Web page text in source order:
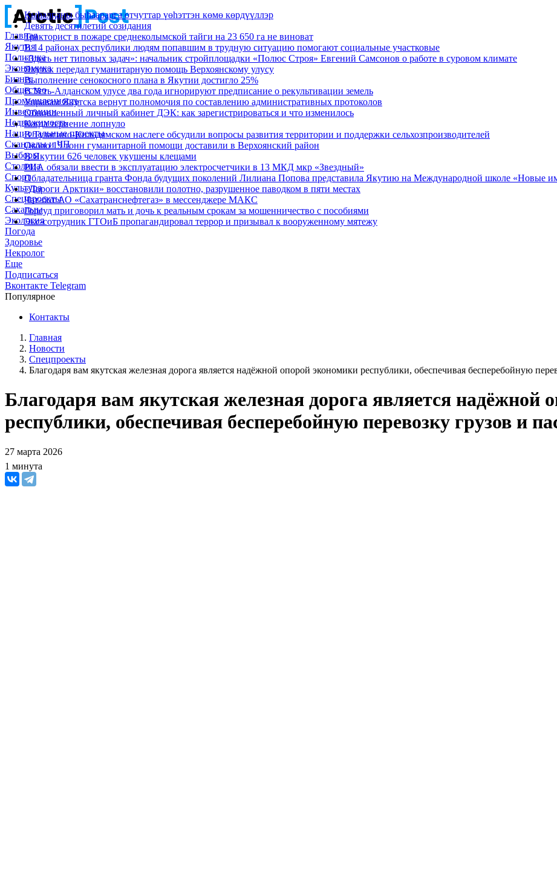
Главная
Якутия
Политика
Экономика
Бизнес
Общество
Промышленность
Инвестиции
Недвижимость
Национальные проекты
Скандалы и ЧП
Выборы
Столица
Спорт
Культура
Спецпроекты
Сахалыы
Экология
Погода
Здоровье
Некролог
Еще
Подписаться
Вконтакте Telegram
Популярное
Кыһалҕаны быһаарарга отчуттар үөһэттэн көмө көрдүүллэр
Девять десятилетий созидания
Тракторист в пожаре среднеколымской тайги на 23 650 га не виноват
В 14 районах республики людям попавшим в трудную ситуацию помогают социальные участковые
«Здесь нет типовых задач»: начальник стройплощадки «Полюс Строя» Евгений Самсонов о работе в суровом климате
Якутск передал гуманитарную помощь Верхоянскому улусу
Выполнение сенокосного плана в Якутии достигло 25%
В Усть-Алданском улусе два года игнорируют предписание о рекультивации земель
Управам Якутска вернут полномочия по составлению административных протоколов
Обновленный личный кабинет ДЭК: как зарегистрироваться и что изменилось
Когда терпение лопнуло
В Тулагино-Кильдямском наслеге обсудили вопросы развития территории и поддержки сельхозпроизводителей
Около 19 тонн гуманитарной помощи доставили в Верхоянский район
В Якутии 626 человек укушены клещами
РИА обязали ввести в эксплуатацию электросчетчики в 13 МКД мкр «Звездный»
Обладательница гранта Фонда будущих поколений Лилиана Попова представила Якутию на Международной школе «Новые
«Дороги Арктики» восстановили полотно, разрушенное паводком в пяти местах
Чат-бот АО «Сахатранснефтегаз» в мессенджере МАКС
Горсуд приговорил мать и дочь к реальным срокам за мошенничество с пособиями
Экс-сотрудник ГТОиБ пропагандировал террор и призывал к вооруженному мятежу
Контакты
Главная
Новости
Спецпроекты
Благодаря вам якутская железная дорога является надёжной опорой экономики республики, обеспечивая бесперебойную
Благодаря вам якутская железная дорога является надёжной
республики, обеспечивая бесперебойную перевозку грузов и
27 марта 2026
1 минута